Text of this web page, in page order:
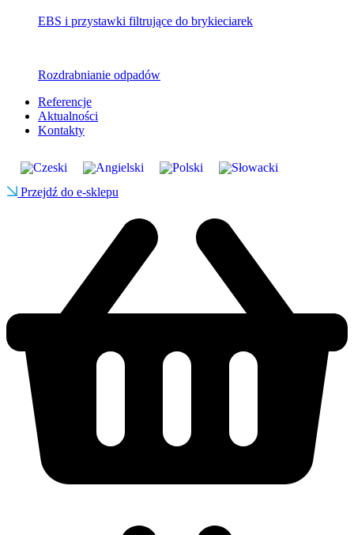
EBS i przystawki filtrujące do brykieciarek
Rozdrabnianie odpadów
Referencje
Aktualności
Kontakty
Przejdź do e-sklepu